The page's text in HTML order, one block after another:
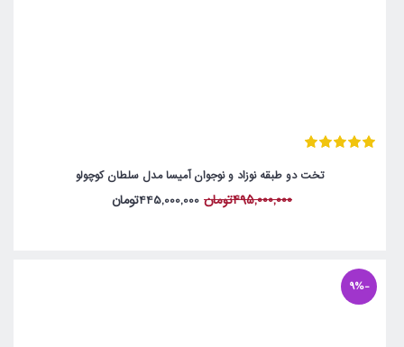
تخت دو طبقه نوزاد و نوجوان آمیسا مدل سلطان کوچولو
495,000,000تومان 445,000,000تومان
-9%